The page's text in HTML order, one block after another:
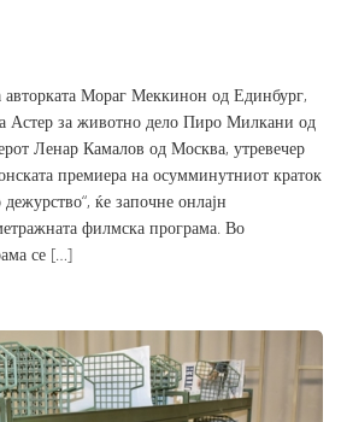
авторката Мораг Меккинон од Единбург,
Астер за животно дело Пиро Милкани од
Ленар Камалов од Москва, утревечер
премиера на осумминутниот краток
ќе започне онлајн
филмска програма. Во
се […]